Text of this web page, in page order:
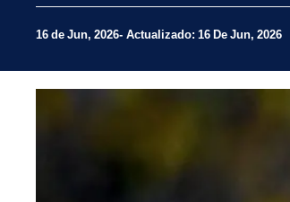
16 de Jun, 2026 Actualizado: 16 De Jun, 2026